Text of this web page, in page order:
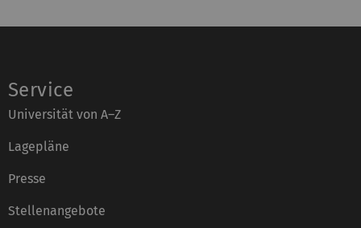
Service
Universität von A–Z
Lagepläne
Presse
Stellenangebote